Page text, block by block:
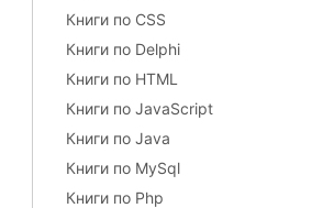
Книги по CSS
Книги по Delphi
Книги по HTML
Книги по JavaScript
Книги по Java
Книги по MySql
Книги по Php